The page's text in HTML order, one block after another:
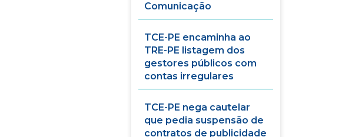
Comunicação
TCE-PE encaminha ao
TRE-PE listagem dos
gestores públicos com
contas irregulares
TCE-PE nega cautelar
que pedia suspensão de
contratos de publicidade